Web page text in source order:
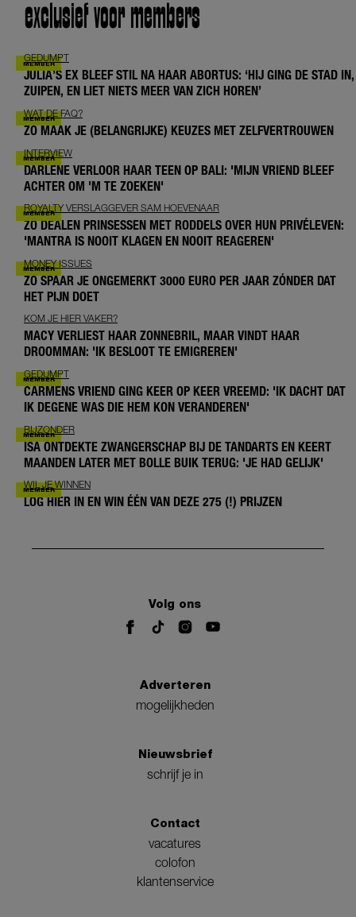
exclusief voor members
GEDUMPT
JULIA’S EX BLEEF STIL NA HAAR ABORTUS: ‘HIJ GING DE STAD IN,
ZUIPEN, EN LIET NIETS MEER VAN ZICH HOREN’
WAT DE FAQ?
ZO MAAK JE (BELANGRIJKE) KEUZES MET ZELFVERTROUWEN
INTERVIEW
DARLENE VERLOOR HAAR TEEN OP BALI: 'MIJN VRIEND BLEEF
ACHTER OM 'M TE ZOEKEN'
ROYALTY VERSLAGGEVER SAM HOEVENAAR
ZO DEALEN PRINSESSEN MET RODDELS OVER HUN PRIVÉLEVEN:
'MANTRA IS NOOIT KLAGEN EN NOOIT REAGEREN'
MONEY ISSUES
ZO SPAAR JE ONGEMERKT 3000 EURO PER JAAR ZÓNDER DAT
HET PIJN DOET
KOM JE HIER VAKER?
MACY VERLIEST HAAR ZONNEBRIL, MAAR VINDT HAAR
DROOMMAN: 'IK BESLOOT TE EMIGREREN'
GEDUMPT
CARMENS VRIEND GING KEER OP KEER VREEMD: 'IK DACHT DAT
IK DEGENE WAS DIE HEM KON VERANDEREN'
BIJZONDER
ISA ONTDEKTE ZWANGERSCHAP BIJ DE TANDARTS EN KEERT
MAANDEN LATER MET BOLLE BUIK TERUG: 'JE HAD GELIJK'
WIL JE WINNEN
LOG HIER IN EN WIN ÉÉN VAN DEZE 275 (!) PRIJZEN
Volg ons
Adverteren
mogelijkheden
Nieuwsbrief
schrijf je in
Contact
vacatures
colofon
klantenservice